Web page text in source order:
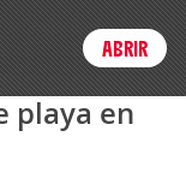
Login
playa en
ABRIR